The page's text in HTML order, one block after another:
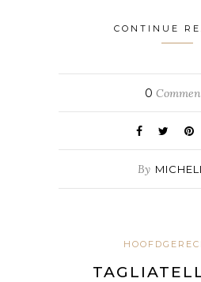
CONTINUE
0
By